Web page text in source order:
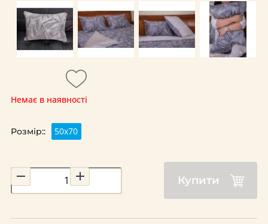
Немає в наявності
Розмір:: 50х70
Купити